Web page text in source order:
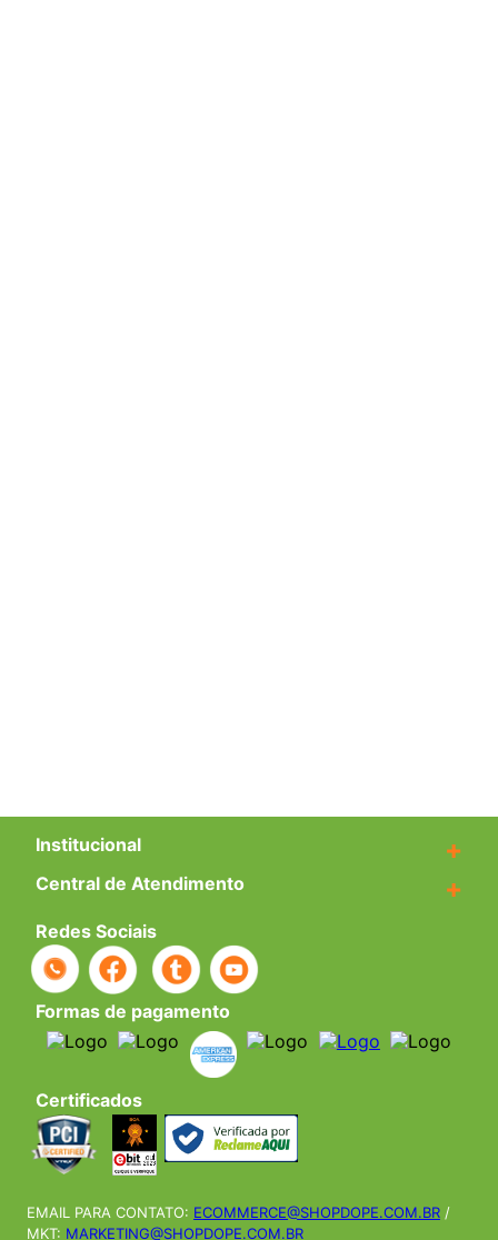
Institucional +
Central de Atendimento +
Redes Sociais
Formas de pagamento
Certificados
EMAIL PARA CONTATO: ECOMMERCE@SHOPDOPE.COM.BR /
MKT: MARKETING@SHOPDOPE.COM.BR